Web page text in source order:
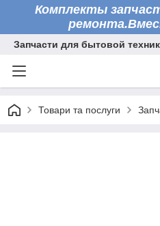
Комплекты
Запчасти для бытовой
Товари та послуги